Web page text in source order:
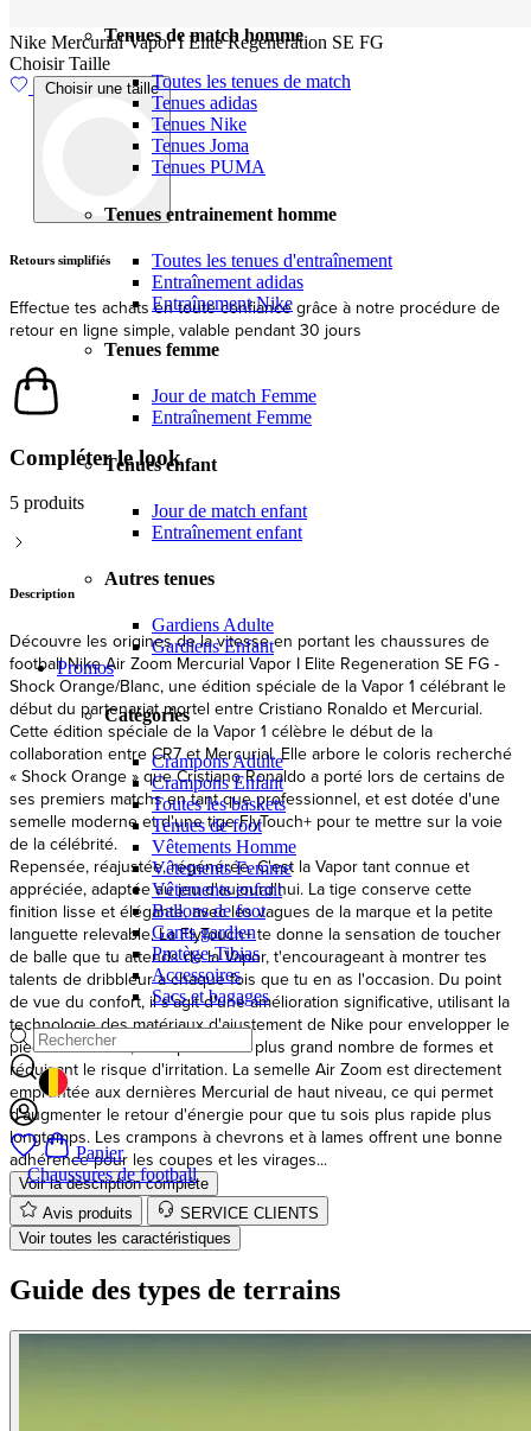
Tenues de match homme
Toutes les tenues de match
Tenues adidas
Tenues Nike
Tenues Joma
Tenues PUMA
Tenues entrainement homme
Toutes les tenues d'entraînement
Entraînement adidas
Entraînement Nike
Tenues femme
Jour de match Femme
Entraînement Femme
Tenues enfant
Jour de match enfant
Entraînement enfant
Autres tenues
Gardiens Adulte
Gardiens Enfant
Promos
Catégories
Crampons Adulte
Crampons Enfant
Toutes les baskets
Tenues de foot
Vêtements Homme
Vêtements Femme
Vêtements enfant
Ballons de foot
Gants gardien
Protège-Tibias
Accessoires
Sacs et bagages
GEOLOCATION BUTTON: BELGIQUE
Panier
Chaussures de football
Nike Mercurial Vapor I Elite Regeneration SE FG
Choisir Taille
Choisir une taille
Livraison
Expédition et livraison rapides depuis l'UE
Compléter le look
5 produits
Description
Découvre les origines de la vitesse en portant les chaussures de
football Nike Air Zoom Mercurial Vapor I Elite Regeneration SE FG -
Shock Orange/Blanc, une édition spéciale de la Vapor 1 célébrant le
début du partenariat mortel entre Cristiano Ronaldo et Mercurial.
Cette édition spéciale de la Vapor 1 célèbre le début de la
collaboration entre CR7 et Mercurial. Elle arbore le coloris recherché
« Shock Orange » que Cristiano Ronaldo a porté lors de certains de
ses premiers matchs en tant que professionnel, et est dotée d'une
semelle moderne et d'une tige FlyTouch+ pour te mettre sur la voie
de la célébrité.
Repensée, réajustée, régénérée. C'est la Vapor tant connue et
appréciée, adaptée au jeu d'aujourd'hui. La tige conserve cette
finition lisse et élégante, avec les vagues de la marque et la petite
languette relevable. La FlyTouch+ te donne la sensation de toucher
de balle que tu attends de la Vapor, t'encourageant à montrer tes
talents de dribbleur à chaque fois que tu en as l'occasion. Du point
de vue du confort, il s'agit d'une amélioration significative, utilisant la
technologie des matériaux d'ajustement de Nike pour envelopper le
pied en douceur, s'adaptant à un plus grand nombre de formes et
réduisant le risque d'irritation. La semelle Air Zoom est directement
empruntée aux dernières Mercurial de haut niveau, ce qui permet
d'augmenter le retour d'énergie pour que tu sois plus rapide plus
longtemps. Les crampons à chevrons et à lames offrent une bonne
adhérence pour les coupes et les virages...
Voir la description complète
Avis produits
SERVICE CLIENTS
Voir toutes les caractéristiques
Guide des types de terrains